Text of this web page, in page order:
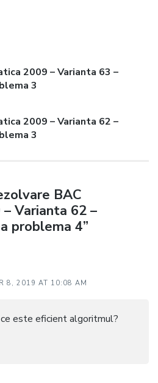
2009 – Varianta 63 –
3
2009 – Varianta 62 –
3
BAC
Varianta 62 –
problema 4”
8, 2019 AT 10:08 AM
este eficient algoritmul?